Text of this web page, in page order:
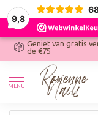
9,8
Geniet van gratis
de €75
MENU